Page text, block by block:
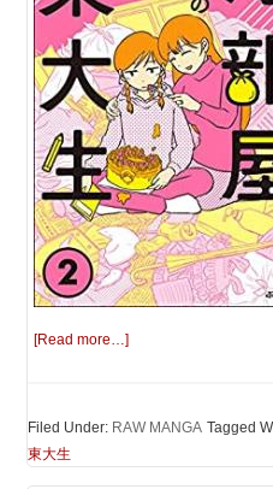
[Read more…]
Filed Under: RAW MANGA Tagged
東大生